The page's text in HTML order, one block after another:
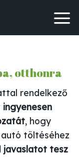
otthonra
rendelkező
ingyenesen
, hogy
töltéséhez
javaslatot tesz